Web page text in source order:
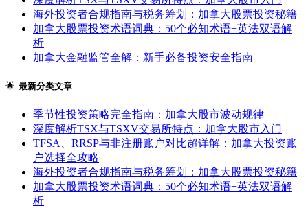
海外投资者合规指南与税务筹划：加拿大股票投资秘籍
加拿大股票投资术语词典：50个必知术语+英法双语解
析
加拿大金融监管全解：新手必备投资安全指南
🌟 最新分类文章
季节性投资策略完全指南：加拿大股市波动规律
深度解析TSX与TSXV交易所特点：加拿大股市入门
TFSA、RRSP与非注册账户对比超详解：加拿大投资账
户选择全攻略
海外投资者合规指南与税务筹划：加拿大股票投资秘籍
加拿大股票投资术语词典：50个必知术语+英法双语解
析